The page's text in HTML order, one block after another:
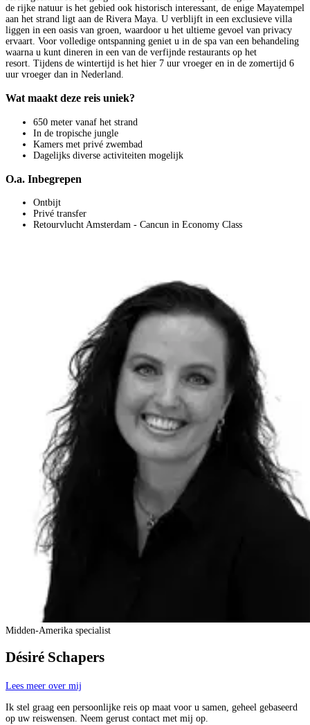
de rijke natuur is het gebied ook historisch interessant, de enige Mayatempel
aan het strand ligt aan de Rivera Maya. U verblijft in een exclusieve villa
liggen in een oasis van groen, waardoor u het ultieme gevoel van privacy
ervaart. Voor volledige ontspanning geniet u in de spa van een behandeling
waarna u kunt dineren in een van de verfijnde restaurants op het
resort. Tijdens de wintertijd is het hier 7 uur vroeger en in de zomertijd 6
uur vroeger dan in Nederland.
Wat maakt deze reis uniek?
650 meter vanaf het strand
In de tropische jungle
Kamers met privé zwembad
Dagelijks diverse activiteiten mogelijk
O.a. Inbegrepen
Ontbijt
Privé transfer
Retourvlucht Amsterdam - Cancun in Economy Class
Midden-Amerika specialist
Désiré Schapers
Lees meer over mij
Ik stel graag een persoonlijke reis op maat voor u samen, geheel gebaseerd
op uw reiswensen. Neem gerust contact met mij op.